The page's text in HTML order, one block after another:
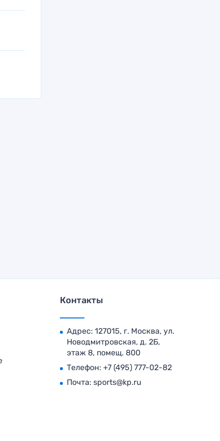
Контакты
Адрес: 127015, г. Москва, ул.
Новодмитровская, д. 2Б,
этаж 8, помещ. 800
Телефон: +7 (495) 777-02-82
Почта: sports@kp.ru